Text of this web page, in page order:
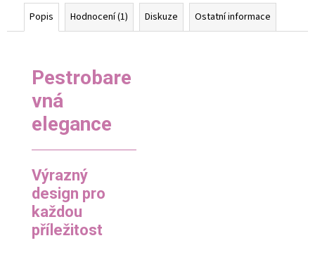
Popis Hodnocení (1) Diskuze Ostatní informace
Pestrobare
vná
elegance
Výrazný
design pro
každou
příležitost